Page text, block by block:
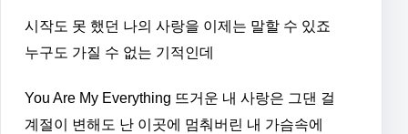
시작도 못 했던 나의 사랑을 이제는 말할 수 있죠
누구도 가질 수 없는 기적인데
You Are My Everything 뜨거운 내 사랑은 그댄 걸
계절이 변해도 난 이곳에 멈춰버린 내 가슴속에